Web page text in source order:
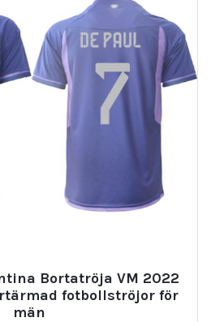
Bortatröja VM 2022
fotbollströjor för
män